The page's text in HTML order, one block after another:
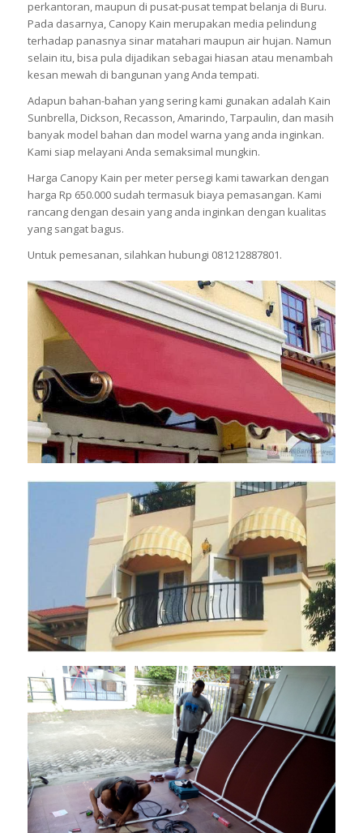
perkantoran, maupun di pusat-pusat tempat belanja di Buru.
Pada dasarnya, Canopy Kain merupakan media pelindung
terhadap panasnya sinar matahari maupun air hujan. Namun
selain itu, bisa pula dijadikan sebagai hiasan atau menambah
kesan mewah di bangunan yang Anda tempati.
Adapun bahan-bahan yang sering kami gunakan adalah Kain
Sunbrella, Dickson, Recasson, Amarindo, Tarpaulin, dan masih
banyak model bahan dan model warna yang anda inginkan.
Kami siap melayani Anda semaksimal mungkin.
Harga Canopy Kain per meter persegi kami tawarkan dengan
harga Rp 650.000 sudah termasuk biaya pemasangan. Kami
rancang dengan desain yang anda inginkan dengan kualitas
yang sangat bagus.
Untuk pemesanan, silahkan hubungi 081212887801.